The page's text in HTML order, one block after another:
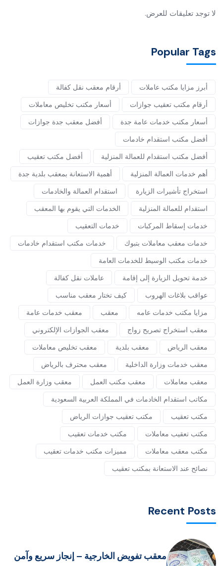
لا توجد تعليقات للعرض.
Popular Tags
أبرز مزايا مكتب عاملات
أرقام معقب نقل كفالة
أرقام مكتب تعقيب جوازات
أسعار مكتب تخليص معاملات
أسعار مكتب خدمات عامة جدة
أفضل معقب جدة جوازات
أفضل مكتب استقدام خادمات
أفضل مكتب استقدام للعمالة المنزلية
أفضل مكتب تعقيب
أهم خدمات العمالة المنزلية
أهمية الاستعانة بمعقب بلدية جدة
استخراج تأشيرات الزيارة
استقدام العمالة والخادمات
استقدام للعمالة المنزلية
الخدمات التي يقوم بها المعقب
خدمات إسقاط المركبات
خدمات التعقيب
خدمات معقب معاملات بتبوك
خدمات مكتب استقدام خادمات
خدمات مكتب الوسيط للخدمات العامة
خدمة تحويل الزيارة إلى إقامة
عاملات نقل كفالة
عواقب بلاغات الهروب
كيف تختار معقب مناسب
مزايا مكتب خدمات عامه
معقب
معقب خدمات عامة
معقب استخراج تصريح زواج
معقب الجوازات الإلكتروني
معقب الرياض
معقب بلدية
معقب تخليص معاملات
معقب خدمات وزارة الداخلية
معقب محترف بالرياض
معقب معاملات
معقب مكتب العمل
معقب وزارة العمل
مكاتب استقدام الخادمات في المملكة العربية السعودية
مكتب تعقيب
مكتب تعقيب جوازات الرياض
مكتب تعقيب معاملات
مكتب خدمات تعقيب
مكتب معقب معاملات
مميزات مكتب خدمات تعقيب
نصائح عند الاستعانة بمكتب تعقيب
Recent Posts
معقب تفويض الخارجية – إنجاز سريع وآمن